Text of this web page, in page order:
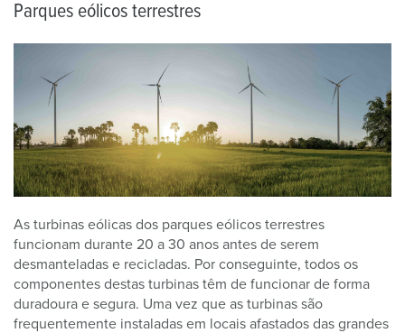
Parques eólicos terrestres
As turbinas eólicas dos parques eólicos terrestres
funcionam durante 20 a 30 anos antes de serem
desmanteladas e recicladas. Por conseguinte, todos os
componentes destas turbinas têm de funcionar de forma
duradoura e segura. Uma vez que as turbinas são
frequentemente instaladas em locais afastados das grandes